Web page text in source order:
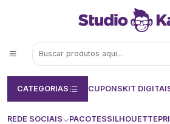
CATEGORIAS CUPONSKIT
REDE SOCIAIS PACOTESSILHOUETTE